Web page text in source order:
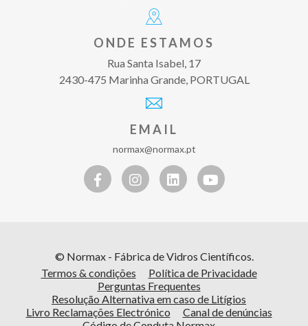
ONDE ESTAMOS
Rua Santa Isabel, 17
2430-475 Marinha Grande, PORTUGAL
EMAIL
normax@normax.pt
© Normax - Fábrica de Vidros Científicos.
Termos & condições
Política de Privacidade
Perguntas Frequentes
Resolução Alternativa em caso de Litígios
Livro Reclamações Electrónico
Canal de denúncias